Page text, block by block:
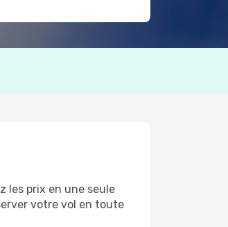
les prix en une seule
votre vol en toute